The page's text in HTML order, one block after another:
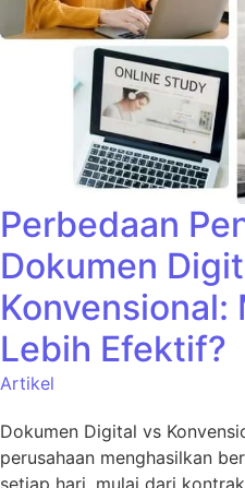
Perbedaan
Dokumen
Konvensional:
Lebih Efektif?
Artikel
Dokumen Digital vs
perusahaan menghasilkan